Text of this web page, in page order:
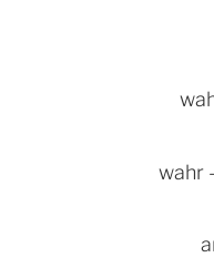
wahr